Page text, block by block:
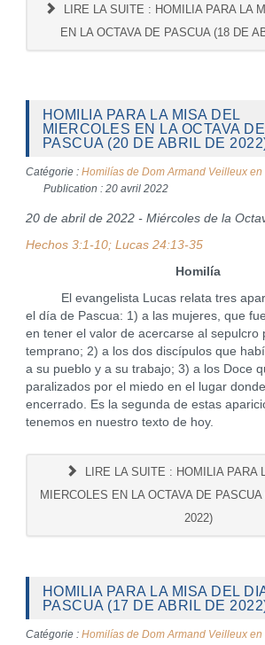
LIRE LA SUITE : HOMILIA PARA LA
EN LA OCTAVA DE PASCUA (18 DE
HOMILIA PARA LA MISA DEL
MIERCOLES EN LA OCTAVA DE
PASCUA (20 DE ABRIL DE
Catégorie : Homilías de Dom Armand Veilleux en
Publication : 20 avril 2022
20 de abril de 2022 - Miércoles de la
Hechos 3:1-10; Lucas 24:13-35
Homilía
El evangelista Lucas relata tres
el día de Pascua: 1) a las mujeres, que
en tener el valor de acercarse al sepulcro
temprano; 2) a los dos discípulos que
a su pueblo y a su trabajo; 3) a los Doce
paralizados por el miedo en el lugar
encerrado. Es la segunda de estas
tenemos en nuestro texto de hoy.
LIRE LA SUITE : HOMILIA PARA
MIERCOLES EN LA OCTAVA DE
2022)
HOMILIA PARA LA MISA DEL
PASCUA (17 DE ABRIL DE
Catégorie : Homilías de Dom Armand Veilleux en